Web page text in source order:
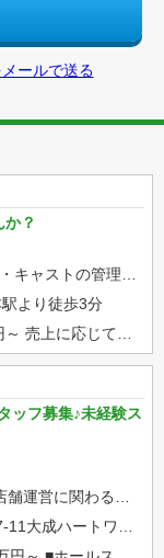
ールで送る
？
より徒歩3分
ッフ募集♪未経験ス